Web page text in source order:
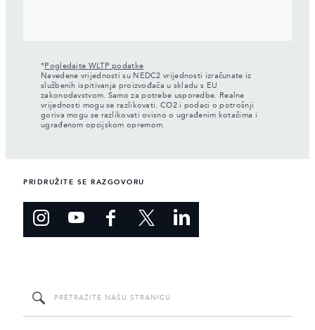
*Pogledajte WLTP podatke
Navedene vrijednosti su NEDC2 vrijednosti izračunate iz
službenih ispitivanja proizvođača u skladu s EU
zakonodavstvom. Samo za potrebe usporedbe. Realne
vrijednosti mogu se razlikovati. CO2 i podaci o potrošnji
goriva mogu se razlikovati ovisno o ugrađenim kotačima i
ugrađenom opcijskom opremom.
PRIDRUŽITE SE RAZGOVORU